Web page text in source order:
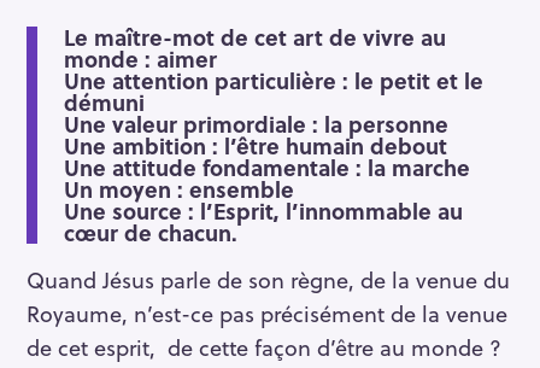
Le maître-mot de cet art de vivre au
monde : aimer
Une attention particulière : le petit et le
démuni
Une valeur primordiale : la personne
Une ambition : l’être humain debout
Une attitude fondamentale : la marche
Un moyen : ensemble
Une source : l’Esprit, l’innommable au
cœur de chacun.
Quand Jésus parle de son règne, de la venue du
Royaume, n’est-ce pas précisément de la venue
de cet esprit, de cette façon d’être au monde ?